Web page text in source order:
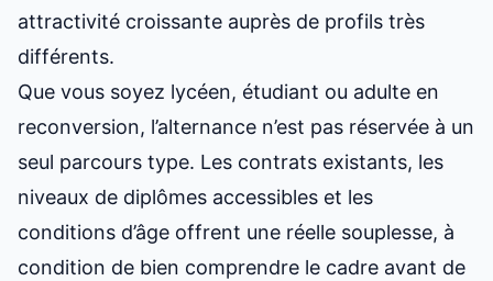
attractivité croissante auprès de profils très
différents.
Que vous soyez lycéen, étudiant ou adulte en
reconversion, l’alternance n’est pas réservée à un
seul parcours type. Les contrats existants, les
niveaux de diplômes accessibles et les
conditions d’âge offrent une réelle souplesse, à
condition de bien comprendre le cadre avant de